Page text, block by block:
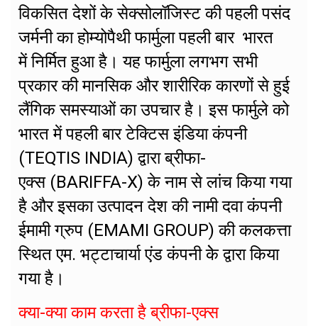
विकसित देशों के सेक्सोलॉजिस्ट की पहली पसंद
जर्मनी का होम्योपैथी फार्मुला पहली बार भारत
में निर्मित हुआ है। यह फार्मुला लगभग सभी
प्रकार की मानसिक और शारीरिक कारणों से हुई
लैंगिक समस्याओं का उपचार है। इस फार्मुले को
भारत में पहली बार टेक्टिस इंडिया कंपनी
(TEQTIS INDIA) द्वारा ब्रीफा-
एक्स (BARIFFA-X) के नाम से लांच किया गया
है और इसका उत्पादन देश की नामी दवा कंपनी
ईमामी ग्रुप (EMAMI GROUP) की कलकत्ता
स्थित एम. भट्टाचार्या एंड कंपनी केे द्वारा किया
गया है।
क्या-क्या काम करता है ब्रीफा-एक्स